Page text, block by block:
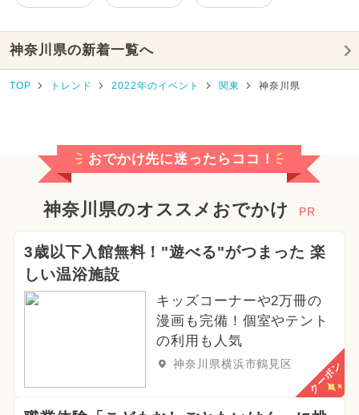
神奈川県の新着一覧へ
TOP トレンド 2022年のイベント 関東 神奈川県
おでかけ先に迷ったらココ！
神奈川県のオススメおでかけ PR
3歳以下入館無料！"遊べる"がつまった 楽
しい温浴施設
キッズコーナーや2万冊の
漫画も完備！個室やテント
の利用も人気
神奈川県横浜市鶴見区 クーポン